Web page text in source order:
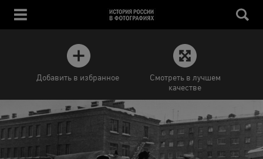
Добавить в избранное
Смотреть в лучшем
качестве